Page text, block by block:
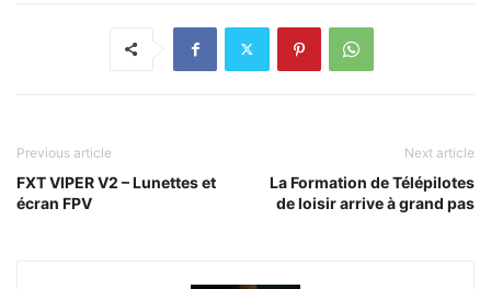
Previous article
FXT VIPER V2 – Lunettes et
écran FPV
Next article
La Formation de Télépilotes
de loisir arrive à grand pas